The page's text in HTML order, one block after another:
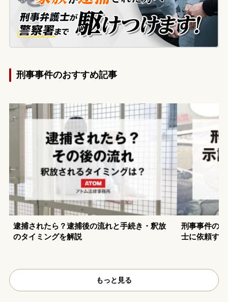
刑事事件のおすすめ記事
逮捕されたら？逮捕後の流れと手続き・釈放
のタイミングを解説
刑事事件の
士に依頼す
もっと見る